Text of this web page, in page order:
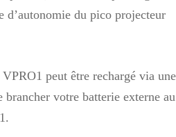
d’autonomie du pico projecteur
peut être rechargé via une
votre batterie externe au